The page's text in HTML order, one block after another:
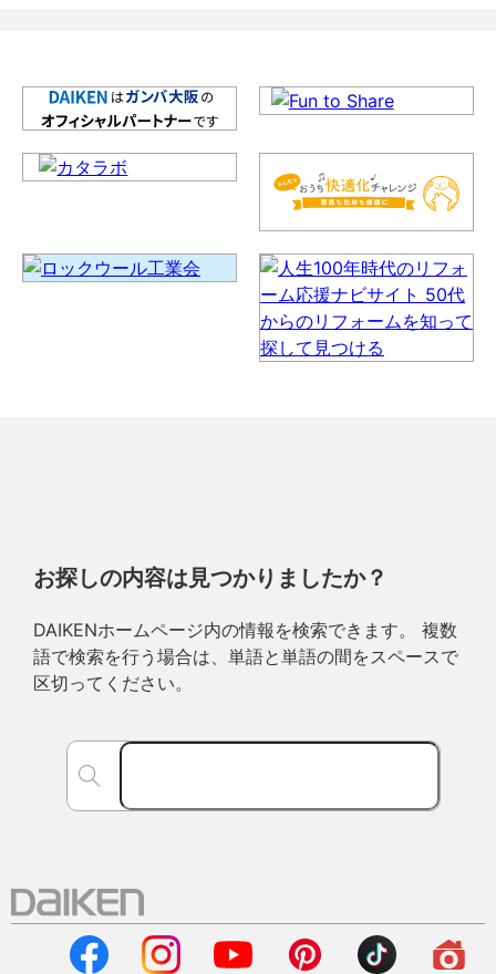
お探しの内容は見つかりましたか？
DAIKENホームページ内の情報を検索できます。 複数
語で検索を行う場合は、単語と単語の間をスペースで
区切ってください。